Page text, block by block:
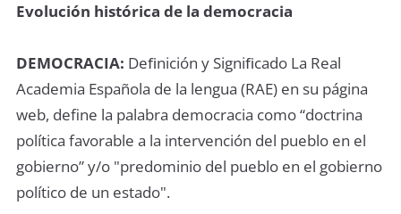
Evolución histórica de la democracia
DEMOCRACIA: Deﬁnición y Signiﬁcado La Real
Academia Española de la lengua (RAE) en su página
web, define la palabra democracia como “doctrina
política favorable a la intervención del pueblo en el
gobierno” y/o "predominio del pueblo en el gobierno
político de un estado".